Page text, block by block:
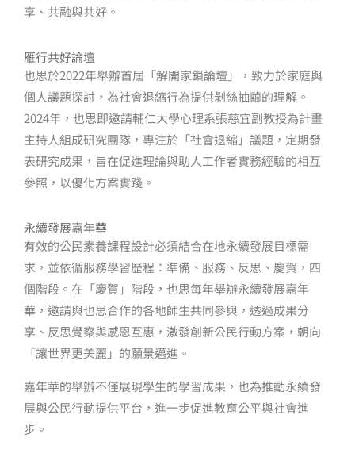
享、共融與共好。
雁行共好論壇
也思於2022年舉辦首屆「解開家鎖論壇」，致力於家庭與
個人議題探討，為社會退縮行為提供剝絲抽繭的理解。
2024年，也思即邀請輔仁大學心理系張慈宜副教授為計畫
主持人組成研究團隊，專注於「社會退縮」議題，定期發
表研究成果，旨在促進理論與助人工作者實務經驗的相互
參照，以優化方案實踐。
永續發展嘉年華
有效的公民素養課程設計必須結合在地永續發展目標需
求，並依循服務學習歷程：準備、服務、反思、慶賀，四
個階段。在「慶賀」階段，也思每年舉辦永續發展嘉年
華，邀請與也思合作的各地師生共同參與，透過成果分
享、反思覺察與感恩互惠，激發創新公民行動方案，朝向
「讓世界更美麗」的願景邁進。
嘉年華的舉辦不僅展現學生的學習成果，也為推動永續發
展與公民行動提供平台，進一步促進教育公平與社會進
步。